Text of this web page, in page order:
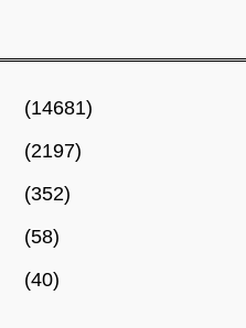
(14681)
(2197)
(352)
(58)
(40)